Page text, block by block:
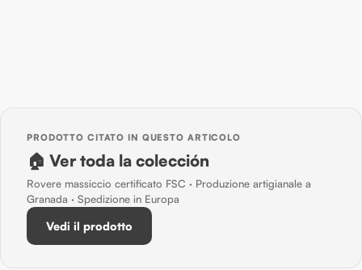
PRODOTTO CITATO IN QUESTO ARTICOLO
🏠 Ver toda la colección
Rovere massiccio certificato FSC · Produzione artigianale a
Granada · Spedizione in Europa
Vedi il prodotto